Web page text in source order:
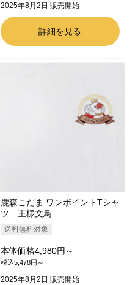
2025年8月2日 販売開始
詳細を見る
鹿森こだま ワンポイントTシャ
ツ 王様文鳥
送料無料対象
本体価格4,980円～
税込5,478円～
2025年8月2日 販売開始